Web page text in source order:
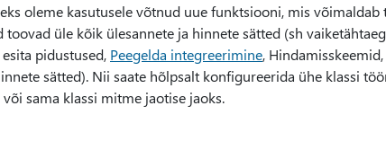
oleme kasutusele võtnud uue funktsiooni, mis
üle kõik ülesannete ja hinnete sätted (sh
pidustused, Peegelda integreerimine, Hindamisskeemid,
sätted). Nii saate hõlpsalt konfigureerida ühe klassi
sama klassi mitme jaotise jaoks.